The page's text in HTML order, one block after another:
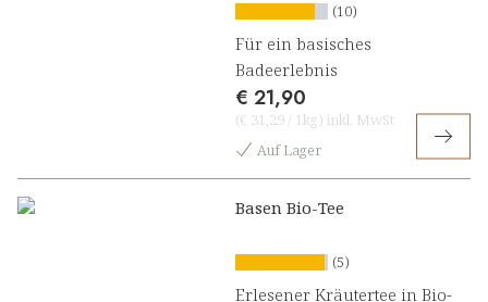
(10)
Für ein basisches
Badeerlebnis
€ 21,90
(€ 31,29 / 1kg) inkl. MwSt
Auf Lager
Basen Bio-Tee
(5)
Erlesener Kräutertee in Bio-